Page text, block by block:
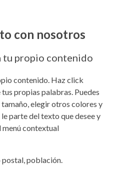
con nosotros
tu propio contenido
contenido. Haz click
propias palabras. Puedes
elegir otros colores y
parte del texto que desee y
menú contextual
población.